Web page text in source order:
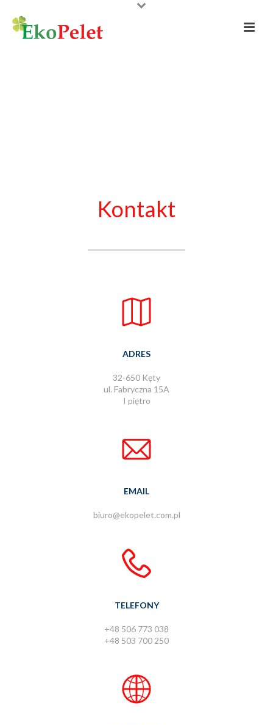
Kontakt
ADRES
32-650 Kęty
ul. Fabryczna 15A
I piętro
EMAIL
biuro@ekopelet.com.pl
TELEFONY
+48 506 773 038
+48 503 700 250